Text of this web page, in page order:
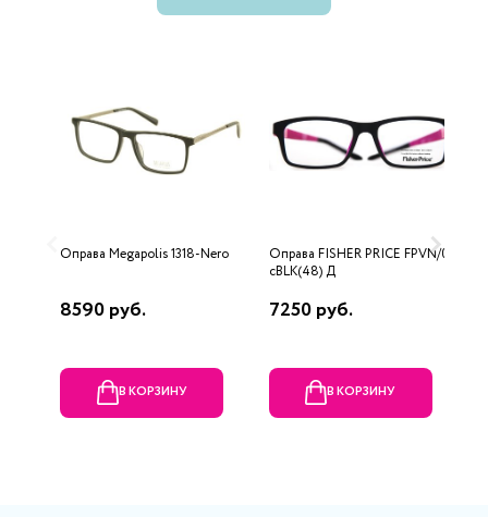
Оправа Megapolis 1318-Nero
8590 руб.
В КОРЗИНУ
Оправа FISHER PRICE FPVN/010
cBLK(48) Д
7250 руб.
В КОРЗИНУ